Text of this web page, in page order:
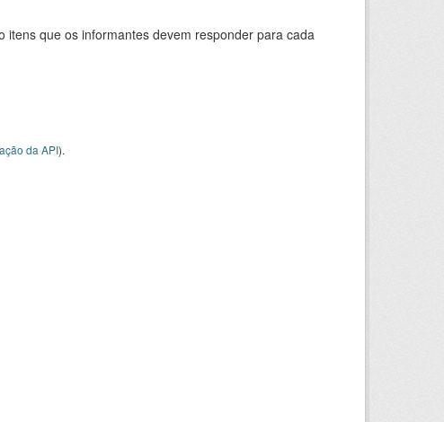
que os informantes devem responder para cada
da API).